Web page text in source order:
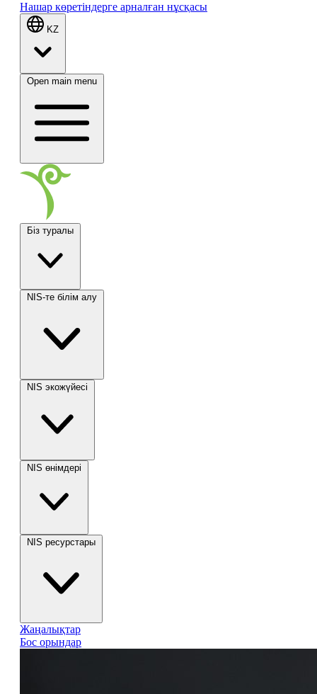
Нашар көретіндерге арналған нұсқасы
KZ
Open main menu
Біз туралы
NIS-те білім алу
NIS экожүйесі
NIS өнімдері
NIS ресурстары
Жаңалықтар
Бос орындар